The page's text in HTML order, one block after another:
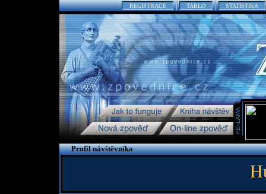
REGISTRACE TABLO STATISTIKA
Profil návštěvníka